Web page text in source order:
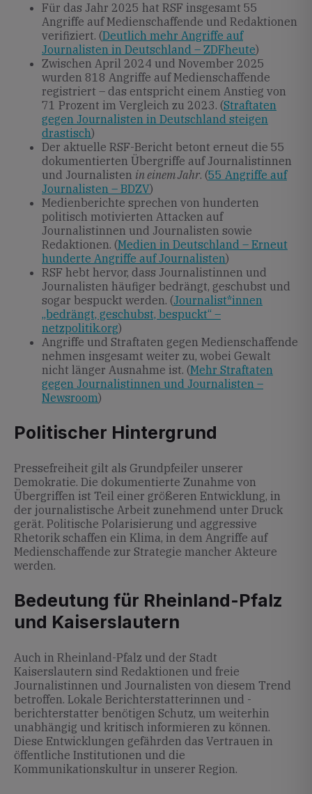
Für das Jahr 2025 hat RSF insgesamt 55
Angriffe auf Medienschaffende und Redaktionen
verifiziert. (Deutlich mehr Angriffe auf
Journalisten in Deutschland – ZDFheute)
Zwischen April 2024 und November 2025
wurden 818 Angriffe auf Medienschaffende
registriert – das entspricht einem Anstieg von
71 Prozent im Vergleich zu 2023. (Straftaten
gegen Journalisten in Deutschland steigen
drastisch)
Der aktuelle RSF-Bericht betont erneut die 55
dokumentierten Übergriffe auf Journalistinnen
und Journalisten in einem Jahr. (55 Angriffe auf
Journalisten – BDZV)
Medienberichte sprechen von hunderten
politisch motivierten Attacken auf
Journalistinnen und Journalisten sowie
Redaktionen. (Medien in Deutschland – Erneut
hunderte Angriffe auf Journalisten)
RSF hebt hervor, dass Journalistinnen und
Journalisten häufiger bedrängt, geschubst und
sogar bespuckt werden. (Journalist*innen
„bedrängt, geschubst, bespuckt“ –
netzpolitik.org)
Angriffe und Straftaten gegen Medienschaffende
nehmen insgesamt weiter zu, wobei Gewalt
nicht länger Ausnahme ist. (Mehr Straftaten
gegen Journalistinnen und Journalisten –
Newsroom)
Politischer Hintergrund
Pressefreiheit gilt als Grundpfeiler unserer
Demokratie. Die dokumentierte Zunahme von
Übergriffen ist Teil einer größeren Entwicklung, in
der journalistische Arbeit zunehmend unter Druck
gerät. Politische Polarisierung und aggressive
Rhetorik schaffen ein Klima, in dem Angriffe auf
Medienschaffende zur Strategie mancher Akteure
werden.
Bedeutung für Rheinland-Pfalz
und Kaiserslautern
Auch in Rheinland-Pfalz und der Stadt
Kaiserslautern sind Redaktionen und freie
Journalistinnen und Journalisten von diesem Trend
betroffen. Lokale Berichterstatterinnen und -
berichterstatter benötigen Schutz, um weiterhin
unabhängig und kritisch informieren zu können.
Diese Entwicklungen gefährden das Vertrauen in
öffentliche Institutionen und die
Kommunikationskultur in unserer Region.